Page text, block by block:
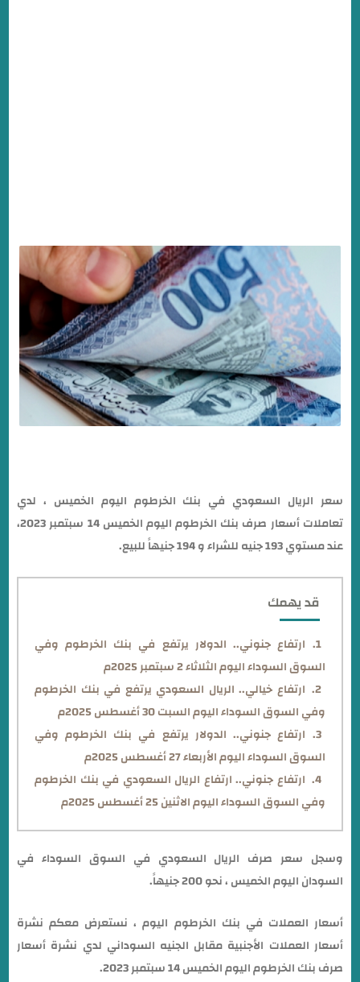
سعر الريال السعودي في بنك الخرطوم اليوم الخميس ، لدي
تعاملات أسعار صرف بنك الخرطوم اليوم الخميس 14 سبتمبر 2023،
عند مستوي 193 جنيه للشراء و 194 جنيهاً للبيع.
قد يهمك
ارتفاع جنوني.. الدولار يرتفع في بنك الخرطوم وفي
السوق السوداء اليوم الثلاثاء 2 سبتمبر 2025م
ارتفاع خيالي.. الريال السعودي يرتفع في بنك الخرطوم
وفي السوق السوداء اليوم السبت 30 أغسطس 2025م
ارتفاع جنوني.. الدولار يرتفع في بنك الخرطوم وفي
السوق السوداء اليوم الأربعاء 27 أغسطس 2025م
ارتفاع جنوني.. ارتفاع الريال السعودي في بنك الخرطوم
وفي السوق السوداء اليوم الاثنين 25 أغسطس 2025م
وسجل سعر صرف الريال السعودي في السوق السوداء في
السودان اليوم الخميس ، نحو 200 جنيهاً.
أسعار العملات في بنك الخرطوم اليوم ، نستعرض معكم نشرة
أسعار العملات الأجنبية مقابل الجنيه السوداني لدي نشرة أسعار
صرف بنك الخرطوم اليوم الخميس 14 سبتمبر 2023.